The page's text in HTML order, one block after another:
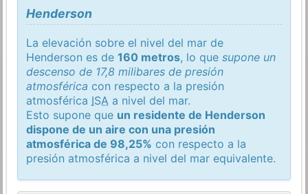
Henderson
La elevación sobre el nivel del mar de
Henderson es de160 metros, lo quesupone un
descenso de 17,8 milibares de presión
atmosférica con respecto a la presión
atmosférica ISA a nivel del mar.
Esto supone que un residente de Henderson
dispone de un aire con una presión
atmosférica de 98,25% con respecto a la
presión atmosférica a nivel del mar equivalente.